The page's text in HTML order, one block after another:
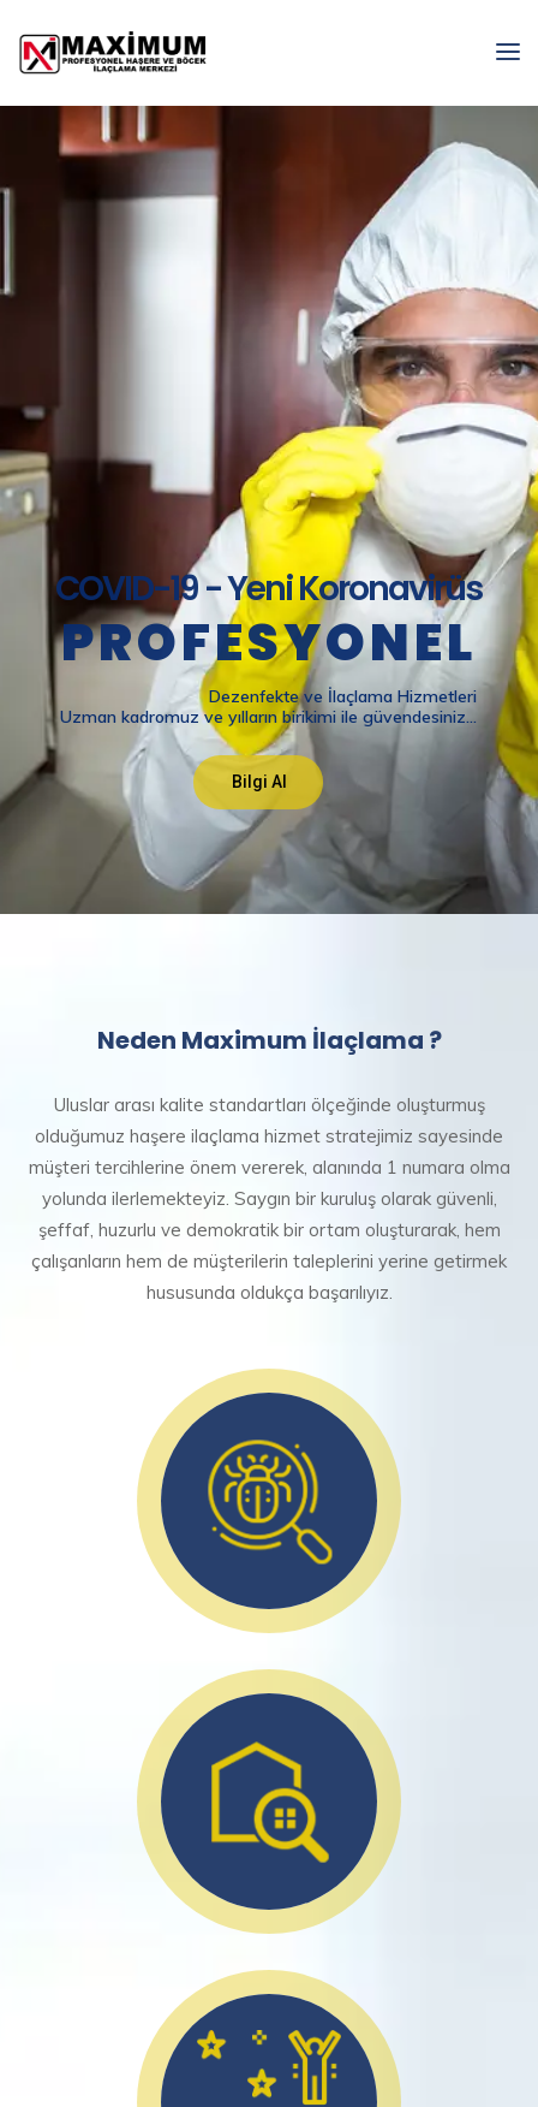
Neden Maximum İlaçlama ?
Uluslar arası kalite standartları ölçeğinde oluşturmuş
olduğumuz haşere ilaçlama hizmet stratejimiz sayesinde
müşteri tercihlerine önem vererek, alanında 1 numara olma
yolunda ilerlemekteyiz. Saygın bir kuruluş olarak güvenli,
şeffaf, huzurlu ve demokratik bir ortam oluşturarak, hem
çalışanların hem de müşterilerin taleplerini yerine getirmek
hususunda oldukça başarılıyız.